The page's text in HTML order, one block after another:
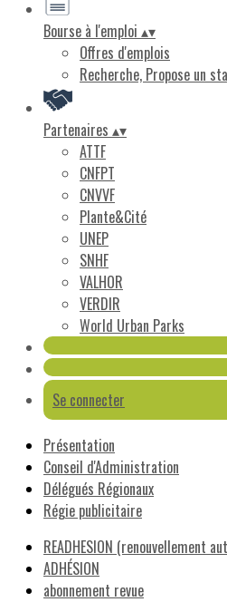
Bourse à l'emploi ▴▾
Offres d'emplois
Recherche, Propose un
Partenaires ▴▾
ATTF
CNFPT
CNVVF
Plante&Cité
UNEP
SNHF
VALHOR
VERDIR
World Urban Parks
Se connecter
Présentation
Conseil d'Administration
Délégués Régionaux
Régie publicitaire
READHESION (renouvellement
ADHÉSION
abonnement revue